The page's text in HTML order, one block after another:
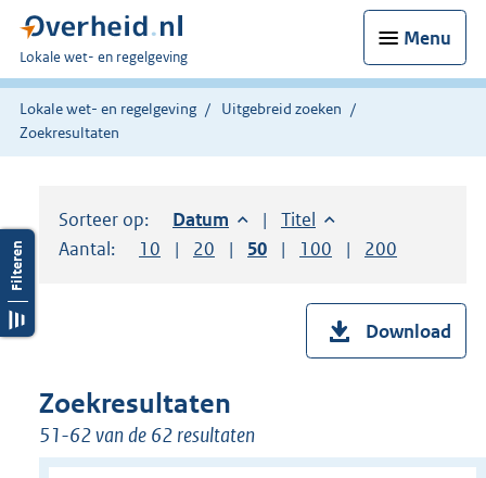
Menu
U
bent
hier:
Lokale wet- en regelgeving
Lokale wet- en regelgeving
Uitgebreid zoeken
Zoekresultaten
Sorteer op: Sorteer op:
Datum aflopendSorteer op:
Titel oplopend
Aantal:
Toon
10 resultaten per pagina
Toon
20 resultaten per pagina
Toon
50 resultaten per pagina
Toon
100 resultaten per
Toon
200
Download
Zoekresultaten
51-62 van de 62 resultaten